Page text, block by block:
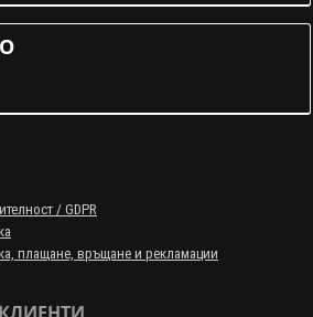
/ GDPR
плащане, връщане и рекламации